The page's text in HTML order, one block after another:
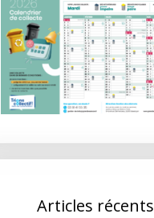
Articles récents